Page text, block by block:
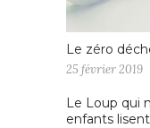
Le zéro
25 février 2019
Le Loup qui
enfants